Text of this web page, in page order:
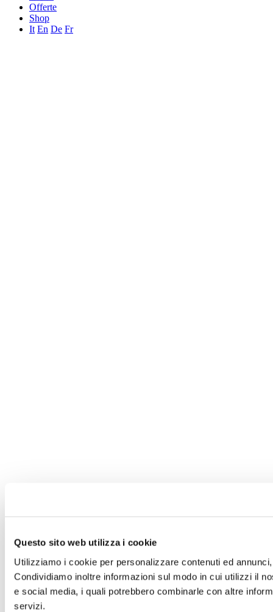
Questo sito web utilizza i cookie
Utilizziamo i cookie per personalizzare contenuti ed
Condividiamo inoltre informazioni sul modo in cui utilizzi il
e social media, i quali potrebbero combinarle con altre
servizi.
Offerte
Shop
It En De Fr